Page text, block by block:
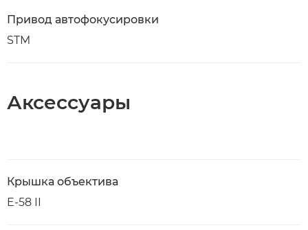
Привод автофокусировки
STM
Аксессуары
Крышка объектива
E-58 II